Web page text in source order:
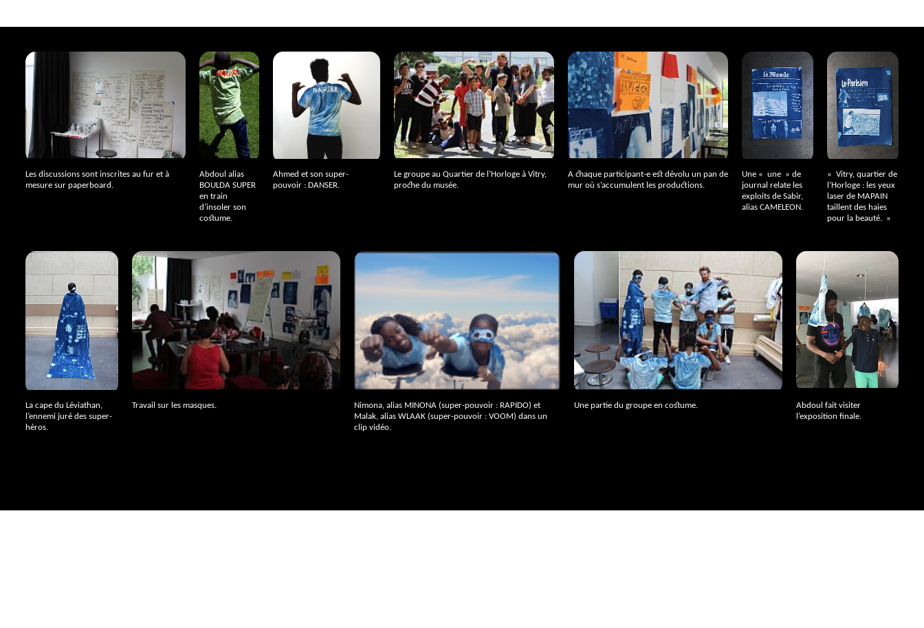
Les discussions sont inscrites au fur et à
mesure sur paperboard.
Abdoul alias
BOULDA SUPER
en train
d’insoler son
costume.
Ahmed et son super-
pouvoir : DANSER.
Le groupe au Quartier de l’Horloge à Vitry,
proche du musée.
A chaque participant-e est dévolu un pan de
mur où s’accumulent les productions.
Une « une » de
journal relate les
exploits de Sabir,
alias CAMELEON.
« Vitry, quartier de
l’Horloge : les yeux
laser de MAPAIN
taillent des haies
pour la beauté. »
La cape du Léviathan,
l’ennemi juré des super-
héros.
Travail sur les masques. Nimona, alias MINONA(super-pouvoir : RAPIDO) et
Malak, alias WLAAK(super-pouvoir : VOOM) dans un
clip vidéo.
Une partie du groupe en costume.
Abdoul fait visiter
l’exposition finale.